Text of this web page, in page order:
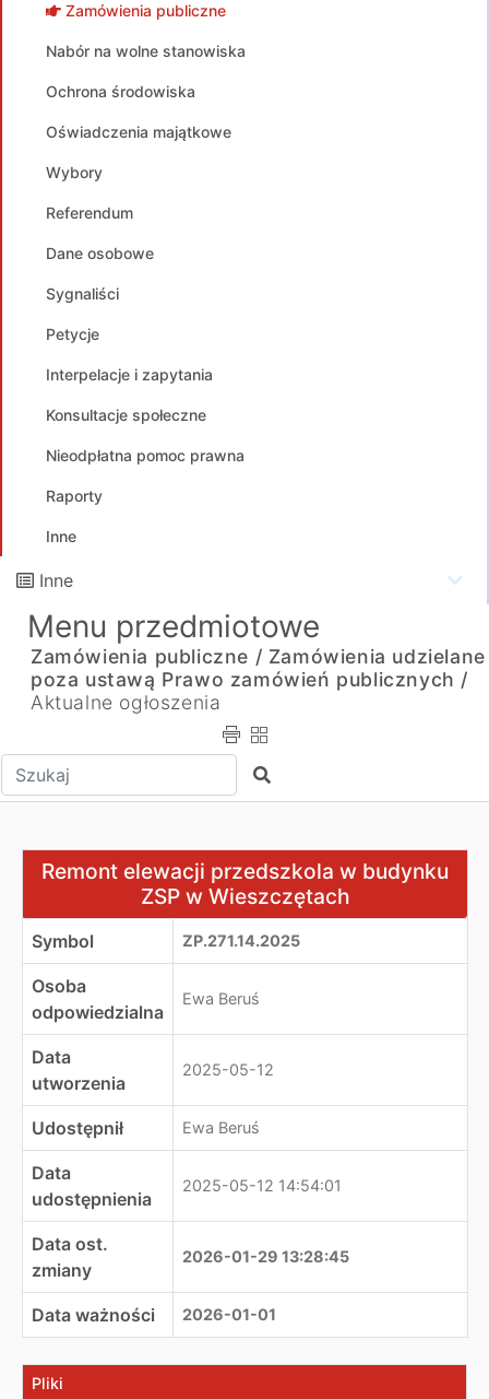
Zamówienia publiczne
Nabór na wolne stanowiska
Ochrona środowiska
Oświadczenia majątkowe
Wybory
Referendum
Dane osobowe
Sygnaliści
Petycje
Interpelacje i zapytania
Konsultacje społeczne
Nieodpłatna pomoc prawna
Raporty
Inne
Inne
Menu przedmiotowe
Zamówienia publiczne / Zamówienia udzielane
poza ustawą Prawo zamówień publicznych /
Aktualne ogłoszenia
Wpisz tekst do wyszukania Szukaj
Remont elewacji przedszkola w budynku ZSP w
Remont elewacji przedszkola w budynku
ZSP w Wieszczętach
Symbol ZP.271.14.2025
Osoba
odpowiedzialna
Ewa Beruś
Data
utworzenia
2025-05-12
Udostępnił Ewa Beruś
Data
udostępnienia
2025-05-12 14:54:01
Data ost.
zmiany
2026-01-29 13:28:45
Data ważności 2026-01-01
Pliki